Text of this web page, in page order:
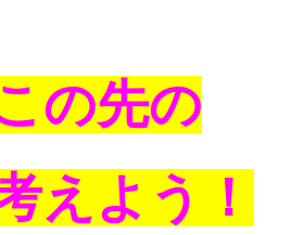
の先の
えよう！